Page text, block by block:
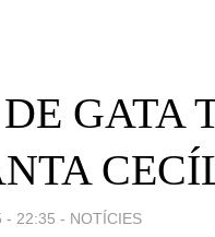
GATA
- 22:35 - NOTÍCIES